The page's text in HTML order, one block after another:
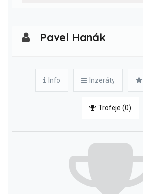
Pavel Hanák
Info Inzeráty
Trofeje (0)